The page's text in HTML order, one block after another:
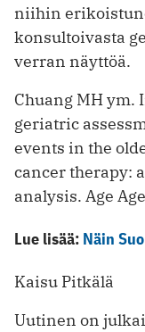
niihin
konsultoivasta
verran näyttöä.
Chuang MH ym.
geriatric
events in the
cancer therapy:
analysis. Age
Lue lisää: Näin
Kaisu Pitkälä
Uutinen on